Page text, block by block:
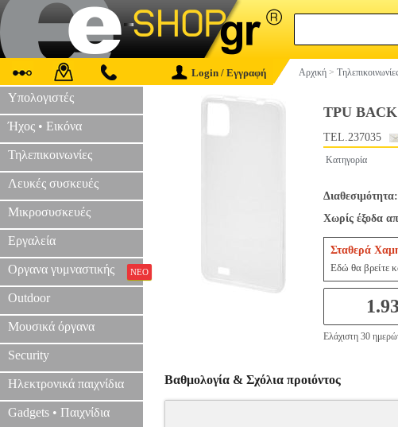
Login / Εγγραφή Αρχική >
Υπολογιστές
Ήχος • Εικόνα
Τηλεπικοινωνίες
Λευκές συσκευές
Μικροσυσκευές
Εργαλεία
Οργανα γυμναστικής ΝΕΟ
Outdoor
Μουσικά όργανα
Security
Ηλεκτρονικά παιχνίδια
Gadgets • Παιχνίδια
TPU
TEL.237035
Κατηγορία
Χωρίς έξοδα
Σταθερά
Εδώ θα βρείτε
Ελάχιστη 30
Βαθμολογία & Σχόλια προιόντος